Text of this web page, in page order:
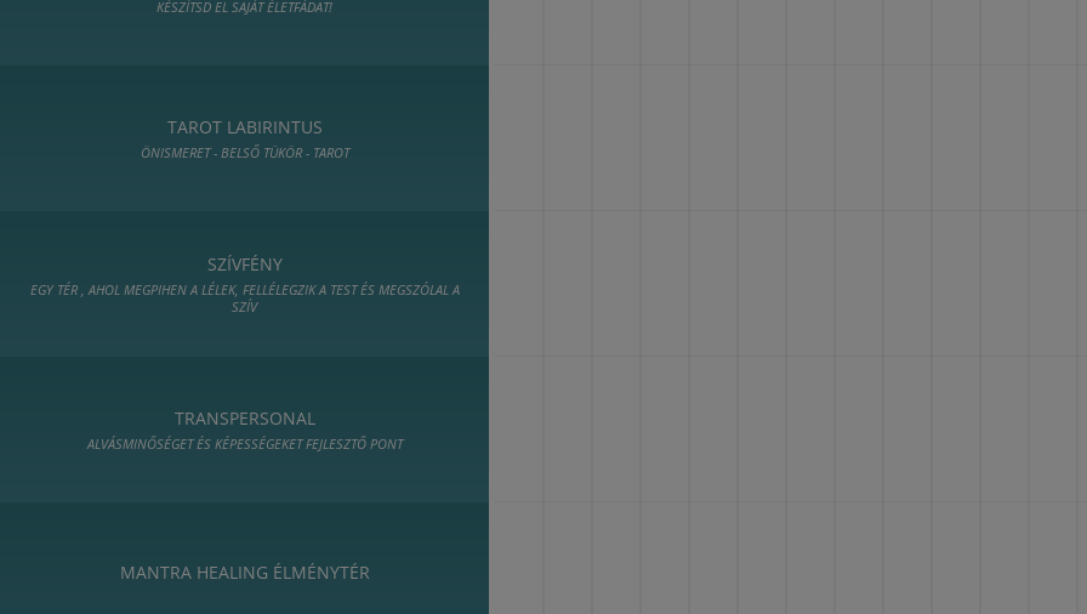
KÉSZÍTSD EL SAJÁT ÉLETFÁDAT!
TAROT LABIRINTUS
ÖNISMERET - BELSŐ TÜKÖR - TAROT
SZÍVFÉNY
EGY TÉR , AHOL MEGPIHEN A LÉLEK, FELLÉLEGZIK A TEST ÉS MEGSZÓLAL A
SZÍV
TRANSPERSONAL
ALVÁSMINŐSÉGET ÉS KÉPESSÉGEKET FEJLESZTŐ PONT
MANTRA HEALING ÉLMÉNYTÉR